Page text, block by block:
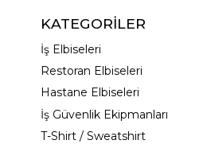
KATEGORİLER
İş Elbiseleri
Restoran Elbiseleri
Hastane Elbiseleri
İş Güvenlik Ekipmanları
T-Shirt / Sweatshirt